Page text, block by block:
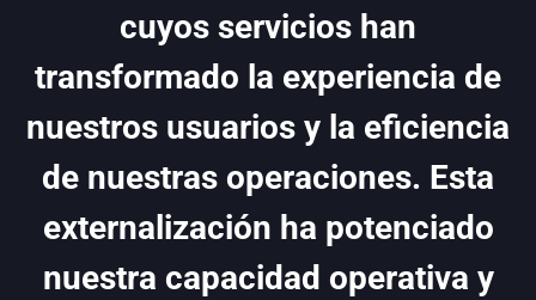
cuyos servicios han
transformado la experiencia de
nuestros usuarios y la eficiencia
de nuestras operaciones. Esta
externalización ha potenciado
nuestra capacidad operativa y